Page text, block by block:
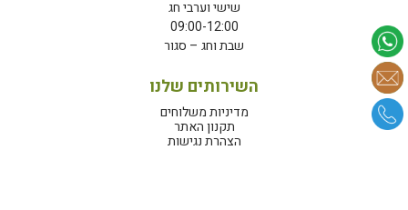
שישי וערבי חג
09:00-12:00
שבת וחג – סגור
השירותים שלנו
מדיניות משלוחים
תקנון האתר
הצהרת נגישות